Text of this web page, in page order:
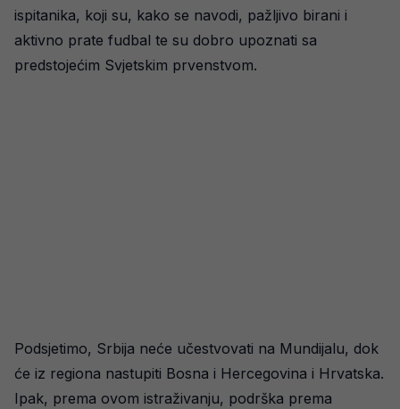
ispitanika, koji su, kako se navodi, pažljivo birani i
aktivno prate fudbal te su dobro upoznati sa
predstojećim Svjetskim prvenstvom.
Podsjetimo, Srbija neće učestvovati na Mundijalu, dok
će iz regiona nastupiti Bosna i Hercegovina i Hrvatska.
Ipak, prema ovom istraživanju, podrška prema